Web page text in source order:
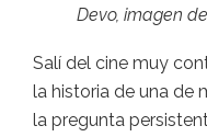
Devo, imagen
Salí del cine muy
la historia de una de
la pregunta